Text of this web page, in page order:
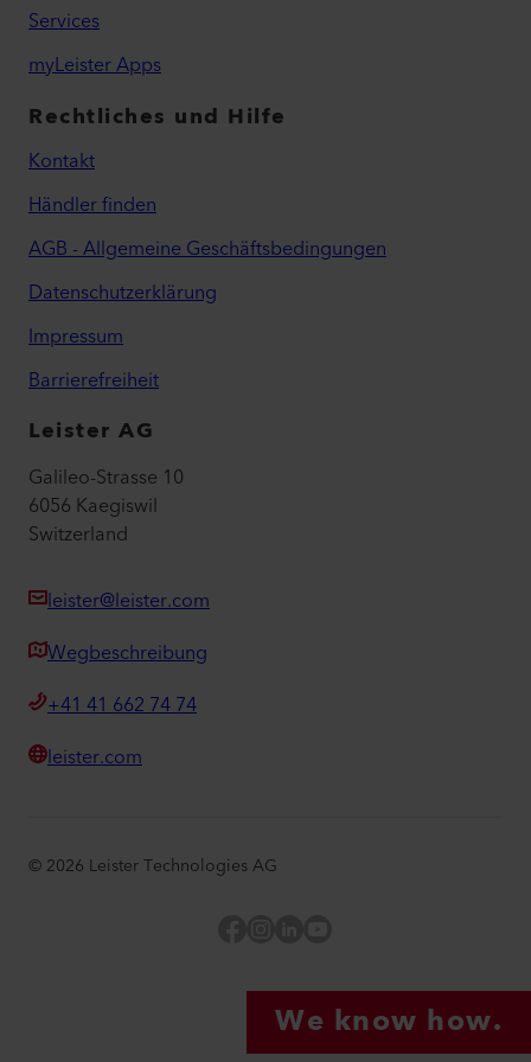
Services
myLeister Apps
Rechtliches und Hilfe
Kontakt
Händler finden
AGB - Allgemeine Geschäftsbedingungen
Datenschutzerklärung
Impressum
Barrierefreiheit
Leister AG
Galileo-Strasse 10
6056 Kaegiswil
Switzerland
leister@leister.com
Wegbeschreibung
+41 41 662 74 74
leister.com
© 2026 Leister Technologies AG
We know how.